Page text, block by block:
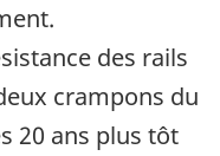
des rails
crampons du
20 ans plus tôt